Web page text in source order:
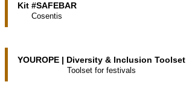
Kit #SAFEBAR
Cosentis
YOUROPE | Diversity & Inclusion Toolset
Toolset for festivals